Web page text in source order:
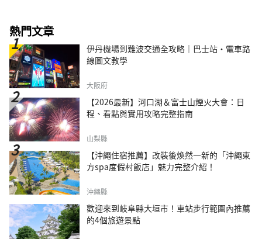
熱門文章
伊丹機場到難波交通全攻略｜巴士站・電車路
線圖文教學
大阪府
【2026最新】河口湖＆富士山煙火大會：日
程、看點與實用攻略完整指南
山梨縣
【沖繩住宿推薦】改裝後煥然一新的「沖繩東
方spa度假村飯店」魅力完整介紹！
沖繩縣
歡迎來到岐阜縣大垣市！車站步行範圍內推薦
的4個旅遊景點